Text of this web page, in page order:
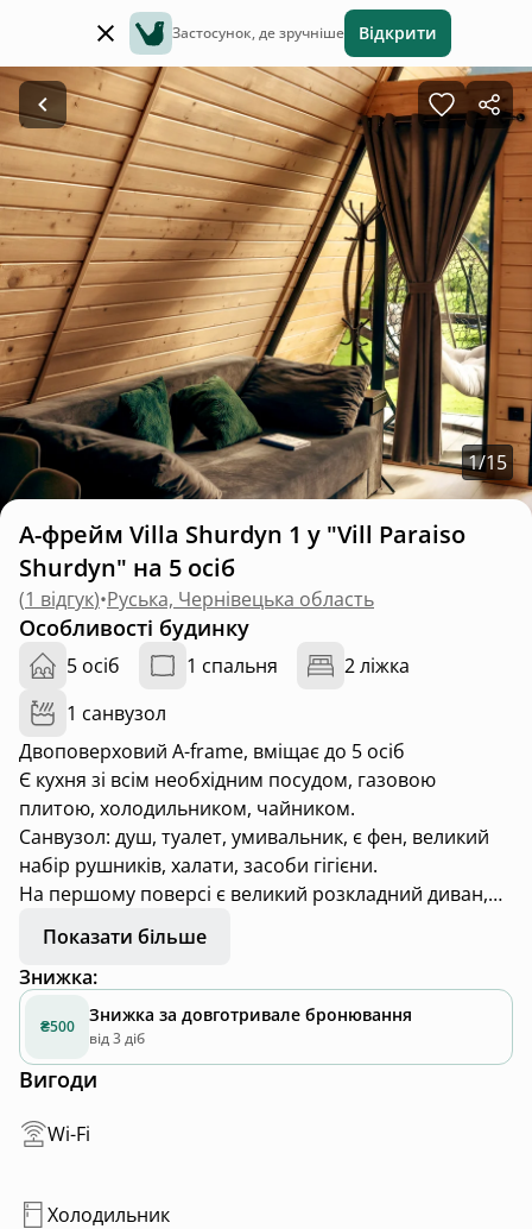
Застосунок, де зручніше Відкрити
1/15
А-фрейм Villa Shurdyn 1 у "Vill Paraiso
Shurdyn" на 5 осіб
(1 відгук)•Руська, Чернівецька область
Особливості будинку
5 осіб 1 спальня
2 ліжка
1 санвузол
Двоповерховий A-frame, вміщає до 5 осіб
Є кухня зі всім необхідним посудом, газовою
плитою, холодильником, чайником.
Санвузол: душ, туалет, умивальник, є фен, великий
набір рушників, халати, засоби гігієни.
На першому поверсі є великий розкладний диван,
на другому поверсі двоспальне ліжко.
У будинку є камін
Показати більше
Знижка:
₴500
Знижка за довготривале бронювання
від 3 діб
Вигоди
Wi-Fi
Холодильник